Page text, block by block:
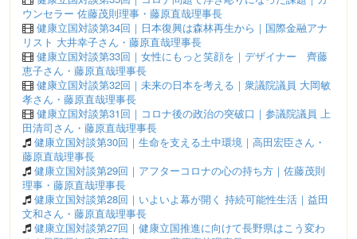
ウンセラー 佐藤茂則理事・藤原直哉理事長
健康立国対談第34回｜日本復興は森林再生から｜国際金融アナ
リスト 大井幸子さん・藤原直哉理事長
健康立国対談第33回｜女性にもっと笑顔を｜デザイナー 齊藤
恵子さん・藤原直哉理事長
健康立国対談第32回｜未来の日本を考える｜衆議院議員 大岡敏
孝さん・藤原直哉理事長
健康立国対談第31回｜コロナ後の政治の突破口｜参議院議員 上
田清司さん・藤原直哉理事長
健康立国対談第30回｜生命を支える土中環境｜高田宏臣さん・
藤原直哉理事長
健康立国対談第29回｜アフターコロナの心の持ち方｜佐藤茂則
理事・藤原直哉理事長
健康立国対談第28回｜いよいよ幕が開く 持続可能性生活｜益田
文和さん・藤原直哉理事長
健康立国対談第27回｜健康立国推進に向けて長野県はこう変わ